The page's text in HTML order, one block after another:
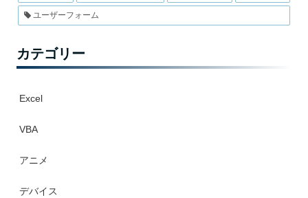
ユーザーフォーム
カテゴリー
Excel
VBA
アニメ
デバイス